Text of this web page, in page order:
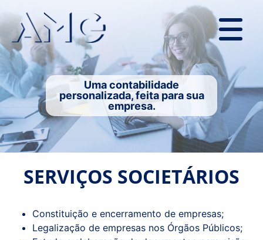
Uma contabilidade
personalizada, feita para sua
empresa.
SERVIÇOS SOCIETÁRIOS
Constituição e encerramento de empresas;
Legalização de empresas nos Órgãos Públicos;